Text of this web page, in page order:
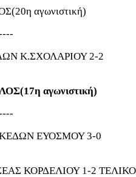
αγωνιστική)
Κ.ΣΧΟΛΑΡΙΟΥ 2-2
αγωνιστική)
ΕΥΟΣΜΟΥ 3-0
ΚΟΡΔΕΛΙΟΥ 1-2 ΤΕΛΙΚΟ